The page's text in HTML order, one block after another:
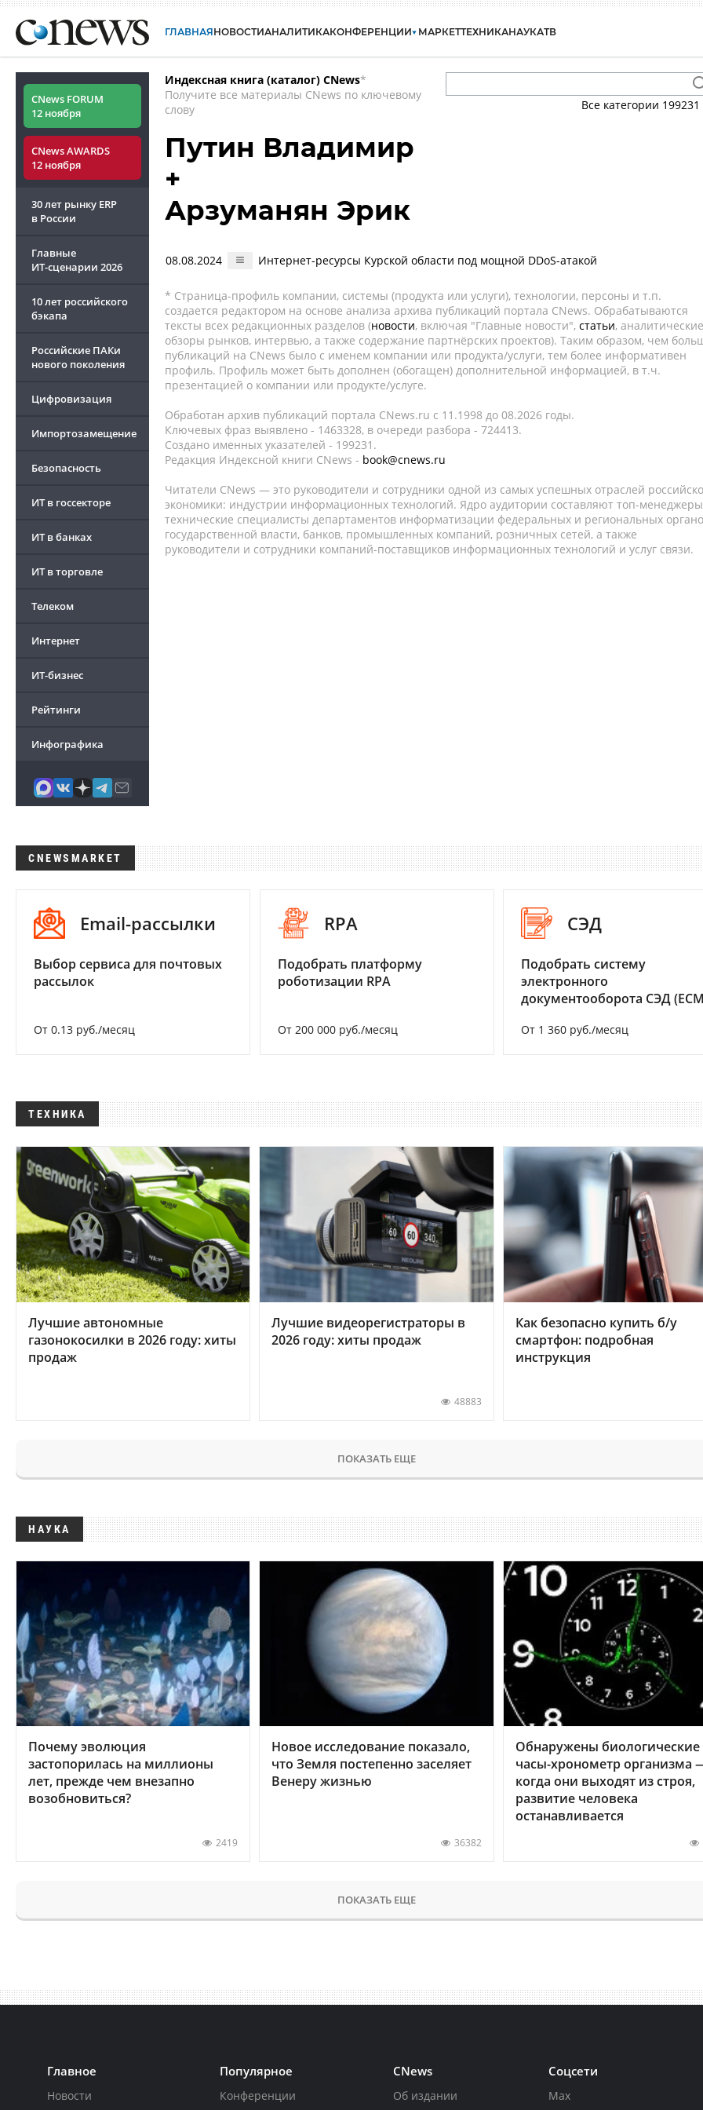
ГЛАВНАЯНОВОСТИАНАЛИТИКАКОНФЕРЕНЦИИ МАРКЕТТЕХНИКАНАУКАТВ
CNews FORUM
12 ноября
CNews AWARDS
12 ноября
30 лет рынку ERP
в России
Главные
ИТ-сценарии 2026
10 лет российского
бэкапа
Российские ПАКи
нового поколения
Цифровизация
Импортозамещение
Безопасность
ИТ в госсекторе
ИТ в банках
ИТ в торговле
Телеком
Интернет
ИТ-бизнес
Рейтинги
Инфографика
Индексная книга (каталог) CNews*
Получите все материалы CNews по ключевому
слову
Все категории 199231
Путин Владимир
+
Арзуманян Эрик
08.08.2024 Интернет-ресурсы Курской области под мощной DDoS-атакой
* Страница-профиль компании, системы (продукта или услуги), технологии, персоны и т.п.
создается редактором на основе анализа архива публикаций портала CNews. Обрабатываются
тексты всех редакционных разделов (новости, включая "Главные новости", статьи, аналитические
обзоры рынков, интервью, а также содержание партнёрских проектов). Таким образом, чем
публикаций на CNews было с именем компании или продукта/услуги, тем более информативен
профиль. Профиль может быть дополнен (обогащен) дополнительной информацией, в т.ч.
презентацией о компании или продукте/услуге.
Обработан архив публикаций портала CNews.ru c 11.1998 до 08.2026 годы.
Ключевых фраз выявлено - 1463328, в очереди разбора - 724413.
Создано именных указателей - 199231.
Редакция Индексной книги CNews - book@cnews.ru
Читатели CNews — это руководители и сотрудники одной из самых успешных отраслей
экономики: индустрии информационных технологий. Ядро аудитории составляют топ-
технические специалисты департаментов информатизации федеральных и региональных
государственной власти, банков, промышленных компаний, розничных сетей, а также
руководители и сотрудники компаний-поставщиков информационных технологий и услуг связи.
CNEWSMARKET
Email-рассылки
Выбор сервиса для почтовых
рассылок
От 0.13 руб./месяц
RPA
Подобрать платформу
роботизации RPA
От 200 000 руб./месяц
СЭД
Подобрать систему
электронного
документооборота СЭД
От 1 360 руб./месяц
ТЕХНИКА
Лучшие автономные
газонокосилки в 2026 году: хиты
продаж
Лучшие видеорегистраторы в
2026 году: хиты продаж
48883
Как безопасно купить б/у
смартфон: подробная
инструкция
ПОКАЗАТЬ ЕЩЕ
НАУКА
Почему эволюция
застопорилась на миллионы
лет, прежде чем внезапно
возобновиться?
2419
Новое исследование показало,
что Земля постепенно заселяет
Венеру жизнью
36382
Обнаружены биологические
часы-хронометр организма
когда они выходят из строя,
развитие человека
останавливается
ПОКАЗАТЬ ЕЩЕ
Главное
Новости
Популярное
Конференции
CNews
Об издании
Соцсети
Max